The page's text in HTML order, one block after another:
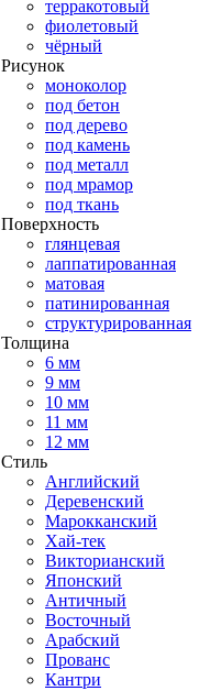
терракотовый
фиолетовый
чёрный
Рисунок
моноколор
под бетон
под дерево
под камень
под металл
под мрамор
под ткань
Поверхность
глянцевая
лаппатированная
матовая
патинированная
структурированная
Толщина
6 мм
9 мм
10 мм
11 мм
12 мм
Стиль
Английский
Деревенский
Марокканский
Хай-тек
Викторианский
Японский
Античный
Восточный
Арабский
Прованс
Кантри